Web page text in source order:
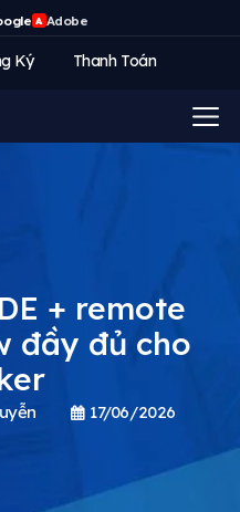
A Adobe
Ký Thanh Toán
+ remote
đầy đủ cho
17/06/2026